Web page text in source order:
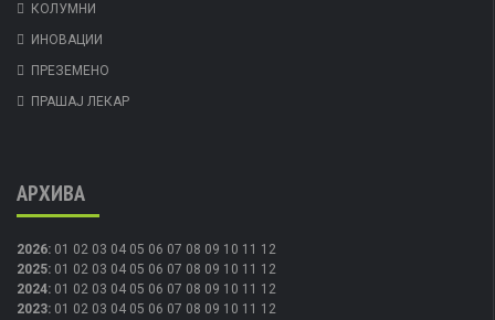
КОЛУМНИ
ИНОВАЦИИ
ПРЕЗЕМЕНО
ПРАШАЈ ЛЕКАР
АРХИВА
2026: 01 02 03 04 05 06 07 08 09 10 11 12
2025: 01 02 03 04 05 06 07 08 09 10 11 12
2024: 01 02 03 04 05 06 07 08 09 10 11 12
2023: 01 02 03 04 05 06 07 08 09 10 11 12